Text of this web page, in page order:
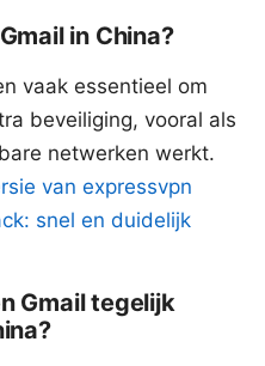
in China?
vaak essentieel om
beveiliging, vooral als
netwerken werkt.
van expressvpn
snel en duidelijk
Gmail tegelijk